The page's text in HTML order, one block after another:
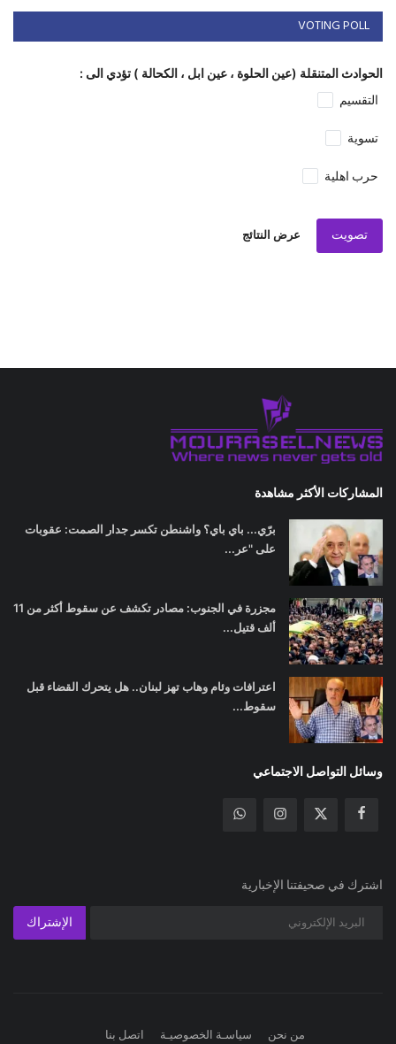
VOTING POLL
الحوادث المتنقلة (عين الحلوة ، عين ابل ، الكحالة ) تؤدي الى :
التقسيم
تسوية
حرب اهلية
تصويت عرض النتائج
المشاركات الأكثر مشاهدة
برّي... باي باي؟ واشنطن تكسر جدار الصمت: عقوبات
على "عر...
مجزرة في الجنوب: مصادر تكشف عن سقوط أكثر من 11
ألف قتيل...
اعترافات وئام وهاب تهز لبنان.. هل يتحرك القضاء قبل
سقوط...
وسائل التواصل الاجتماعي
اشترك في صحيفتنا الإخبارية
الإشتراك
من نحن سياسـة الخصوصيـة اتصل بنا